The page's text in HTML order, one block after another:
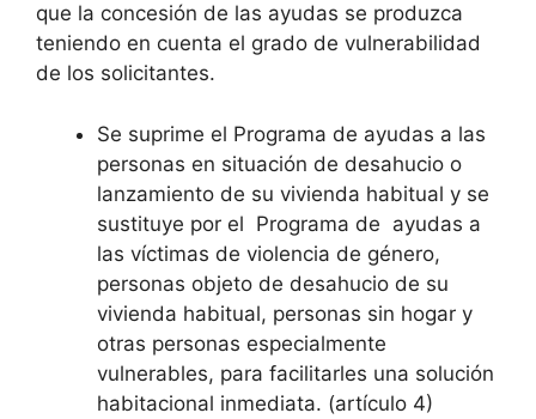
que la concesión de las ayudas se produzca
teniendo en cuenta el grado de vulnerabilidad
de los solicitantes.
Se suprime el Programa de ayudas a las
personas en situación de desahucio o
lanzamiento de su vivienda habitual y se
sustituye por el Programa de ayudas a
las víctimas de violencia de género,
personas objeto de desahucio de su
vivienda habitual, personas sin hogar y
otras personas especialmente
vulnerables, para facilitarles una solución
habitacional inmediata. (artículo 4)